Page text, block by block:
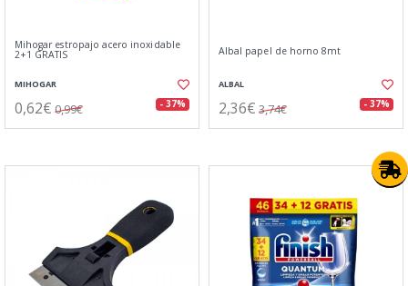
Mihogar estropajo acero inoxidable
2+1 GRATIS
MIHOGAR
0,62€ 0,99€ - 37%
Albal papel de horno 8mt
ALBAL
2,36€ 3,74€ - 37%